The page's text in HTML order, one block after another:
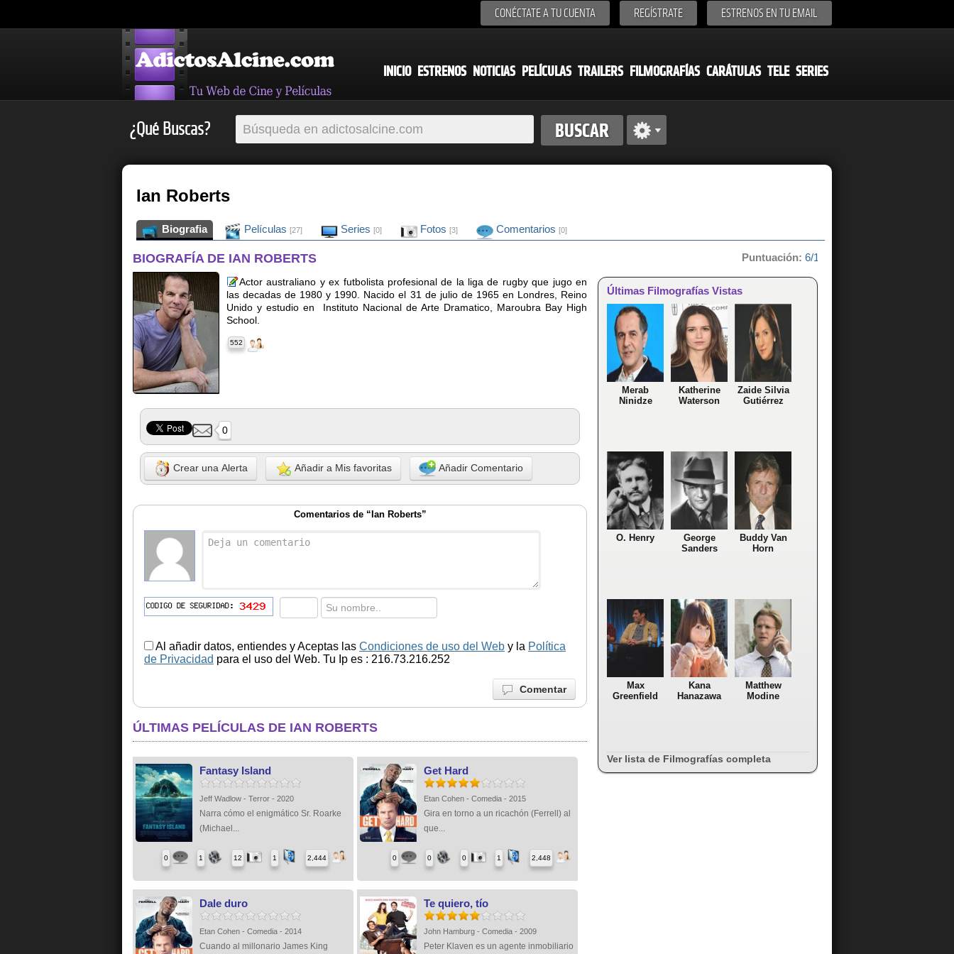
CONÉCTATE A TU CUENTA REGÍSTRATE ESTRENOS EN TU EMAIL
INICIO ESTRENOS NOTICIAS PELÍCULAS TRAILERS FILMOGRAFÍAS CARÁTULAS TELE SERIES
¿Qué Buscas?
Ian Roberts
Biografia Películas [27] Series [0] Fotos [3] Comentarios [0]
BIOGRAFÍA DE IAN ROBERTS
Actor australiano y ex futbolista profesional de la liga de rugby que jugo en
las decadas de 1980 y 1990. Nacido el 31 de julio de 1965 en Londres, Reino
Unido y estudio en Instituto Nacional de Arte Dramatico, Maroubra Bay High
School.
552
0
Crear una Alerta Añadir a Mis favoritas Añadir Comentario
Comentarios de “Ian Roberts”
Al añadir datos, entiendes y Aceptas las Condiciones de uso del Web y la Política
de Privacidad para el uso del Web. Tu Ip es : 216.73.216.252
Comentar
ÚLTIMAS PELÍCULAS DE IAN ROBERTS
Fantasy Island
Jeff Wadlow - Terror - 2020
Narra cómo el enigmático Sr. Roarke
(Michael...
0 1 12 1 2,444
Get Hard
Etan Cohen - Comedia - 2015
Gira en torno a un ricachón (Ferrell) al
que...
0 0 0 1 2,448
Dale duro
Etan Cohen - Comedia - 2014
Cuando al millonario James King
Te quiero, tío
John Hamburg - Comedia - 2009
Peter Klaven es un agente inmobiliario
Puntuación: 6/10 de 36 votos
Últimas Filmografías Vistas
Merab
Ninidze
Katherine
Waterson
Zaide Silvia
Gutiérrez
O. Henry
George
Sanders
Buddy Van
Horn
Max
Greenfield
Kana
Hanazawa
Matthew
Modine
Ver lista de Filmografías completa